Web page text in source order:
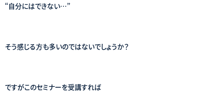
“自分にはできない…”
そう感じる方も多いのではないでしょうか？
ですがこのセミナーを受講すれば